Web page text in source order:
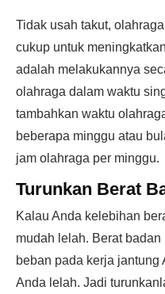
Tidak usah takut,
cukup untuk
adalah melakukannya
olahraga dalam waktu
tambahkan waktu
beberapa minggu atau
jam olahraga per minggu.
Turunkan Berat
Kalau Anda kelebihan
mudah lelah. Berat
beban pada kerja jantung
Anda lelah. Jadi